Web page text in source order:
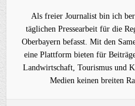
Als freier Journalist bin ich
täglichen Pressearbeit für die
Oberbayern befasst. Mit den
eine Plattform bieten für
Landwirtschaft, Tourismus und
Medien keinen breiten